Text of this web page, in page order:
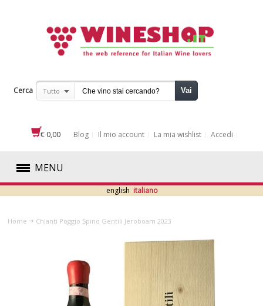
Cerca Tutto Vai
€ 0,00 Blog Il mio account La mia wishlist Accedi
MENU
ROSSI
BIANCHI
english italiano
Home Chianti Poggio Spino Gentili Jeroboam 2023